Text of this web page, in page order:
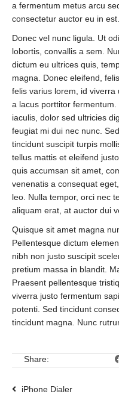
a fermentum metus arcu
consectetur auctor eu in est.
Donec vel nunc ligula. Ut
lobortis, convallis a sem.
dictum eu ultrices quis,
magna. Donec eleifend,
felis varius lorem, id
a lacus porttitor
iaculis, dolor sed ultricies
feugiat mi dui nec nunc.
tincidunt suscipit turpis
tellus mattis et eleifend
quis accumsan sit amet,
venenatis a consequat
leo. Nulla tempor, orci nec
aliquam erat, at auctor dui
Quisque sit amet magna
Pellentesque dictum
nibh non justo suscipit
pretium massa in blandit.
Praesent pellentesque
viverra justo fermentum
potenti. Sed tincidunt
tincidunt magna. Nunc
Share:
iPhone Dialer